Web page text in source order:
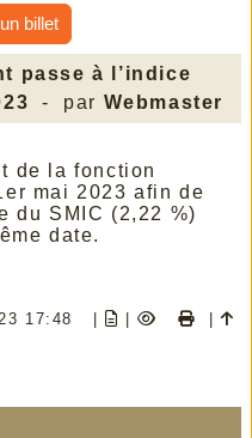
billet
passe à l’indice
- par Webmaster
de la fonction
mai 2023 afin de
du SMIC (2,22 %)
date.
17:48 | | |